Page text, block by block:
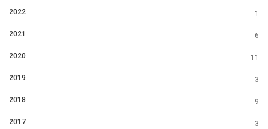
2022 1
2021 6
2020 11
2019 3
2018 9
2017 3